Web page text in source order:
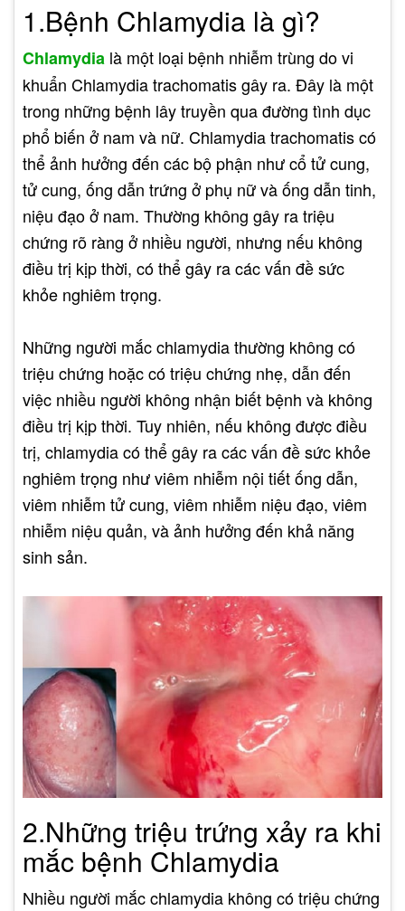
1.Bệnh Chlamydia là gì?
Chlamydia là một loại bệnh nhiễm trùng do vi
khuẩn Chlamydia trachomatis gây ra. Đây là một
trong những bệnh lây truyền qua đường tình dục
phổ biến ở nam và nữ. Chlamydia trachomatis có
thể ảnh hưởng đến các bộ phận như cổ tử cung,
tử cung, ống dẫn trứng ở phụ nữ và ống dẫn tinh,
niệu đạo ở nam. Thường không gây ra triệu
chứng rõ ràng ở nhiều người, nhưng nếu không
điều trị kịp thời, có thể gây ra các vấn đề sức
khỏe nghiêm trọng.
Những người mắc chlamydia thường không có
triệu chứng hoặc có triệu chứng nhẹ, dẫn đến
việc nhiều người không nhận biết bệnh và không
điều trị kịp thời. Tuy nhiên, nếu không được điều
trị, chlamydia có thể gây ra các vấn đề sức khỏe
nghiêm trọng như viêm nhiễm nội tiết ống dẫn,
viêm nhiễm tử cung, viêm nhiễm niệu đạo, viêm
nhiễm niệu quản, và ảnh hưởng đến khả năng
sinh sản.
2.Những triệu trứng xảy ra khi
mắc bệnh Chlamydia
Nhiều người mắc chlamydia không có triệu chứng